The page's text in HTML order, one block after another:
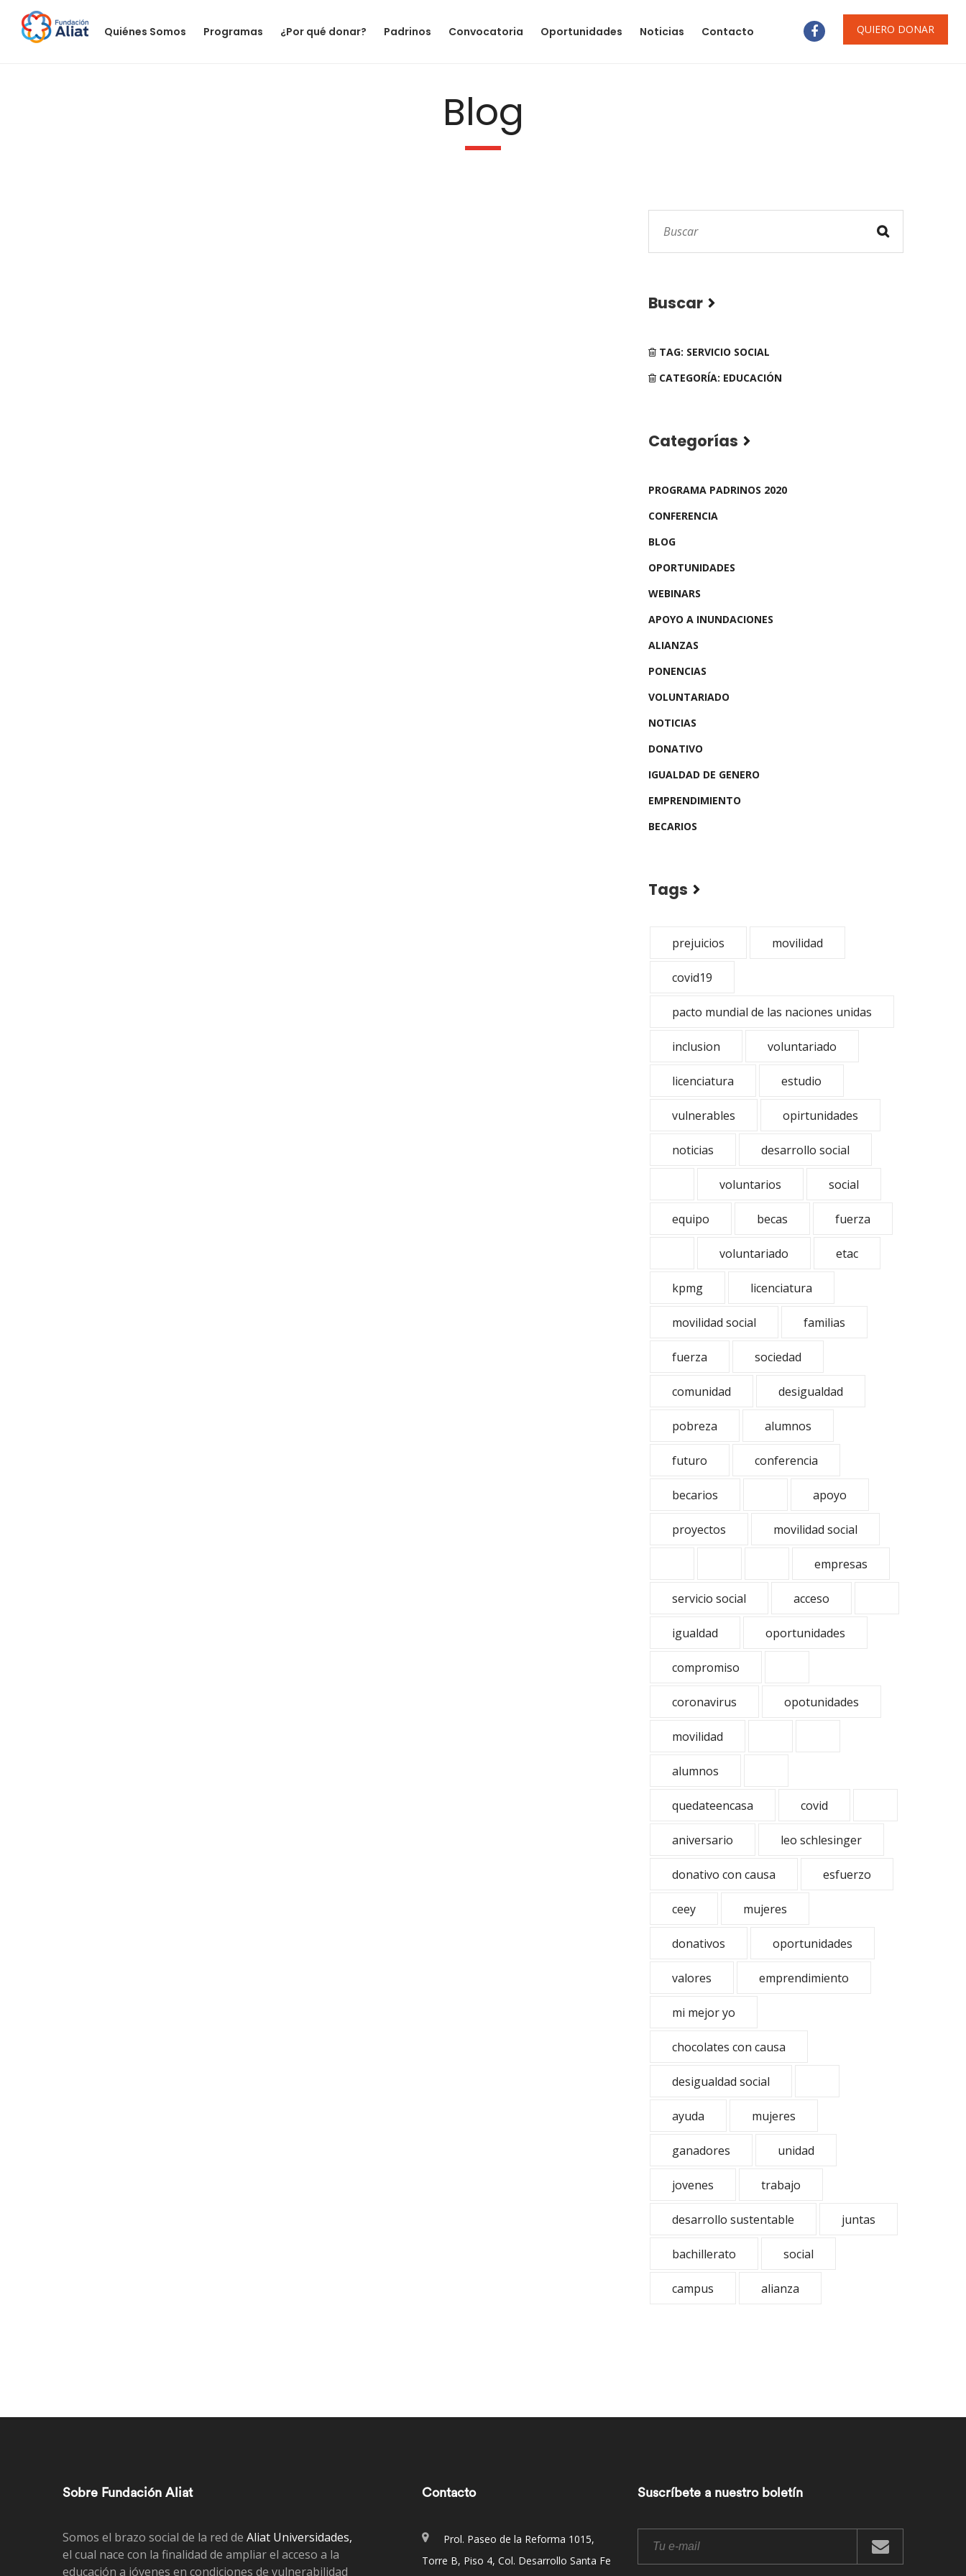
Quiénes Somos Programas ¿Por qué donar? Padrinos Convocatoria Oportunidades Noticias Contacto QUIERO DONAR
Blog
Buscar
TAG: SERVICIO SOCIAL
CATEGORÍA: EDUCACIÓN
Categorías
PROGRAMA PADRINOS 2020
CONFERENCIA
BLOG
OPORTUNIDADES
WEBINARS
APOYO A INUNDACIONES
ALIANZAS
PONENCIAS
VOLUNTARIADO
NOTICIAS
DONATIVO
IGUALDAD DE GENERO
EMPRENDIMIENTO
BECARIOS
Tags
prejuicios movilidad
covid19
pacto mundial de las naciones unidas
inclusion voluntariado
licenciatura estudio
vulnerables opirtunidades
noticias desarrollo social
voluntarios social
equipo becas fuerza
voluntariado etac
kpmg licenciatura
movilidad social familias
fuerza sociedad
comunidad desigualdad
pobreza alumnos
futuro conferencia
becarios apoyo
proyectos movilidad social
empresas
servicio social acceso
igualdad oportunidades
compromiso
coronavirus opotunidades
movilidad
alumnos
quedateencasa covid
aniversario leo schlesinger
donativo con causa esfuerzo
ceey mujeres
donativos oportunidades
valores emprendimiento
mi mejor yo
chocolates con causa
desigualdad social
ayuda mujeres
ganadores unidad
jovenes trabajo
desarrollo sustentable juntas
bachillerato social
campus alianza
Sobre Fundación Aliat
Somos el brazo social de la red de Aliat Universidades,
el cual nace con la finalidad de ampliar el acceso a la
educación a jóvenes en condiciones de vulnerabilidad
Contacto
Prol. Paseo de la Reforma 1015,
Torre B, Piso 4, Col. Desarrollo Santa Fe
Suscríbete a nuestro boletín